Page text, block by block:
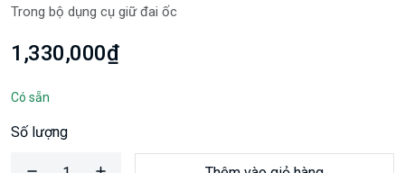
Trong bộ dụng cụ giữ đai ốc
1,330,000₫
Có sẵn
Số lượng